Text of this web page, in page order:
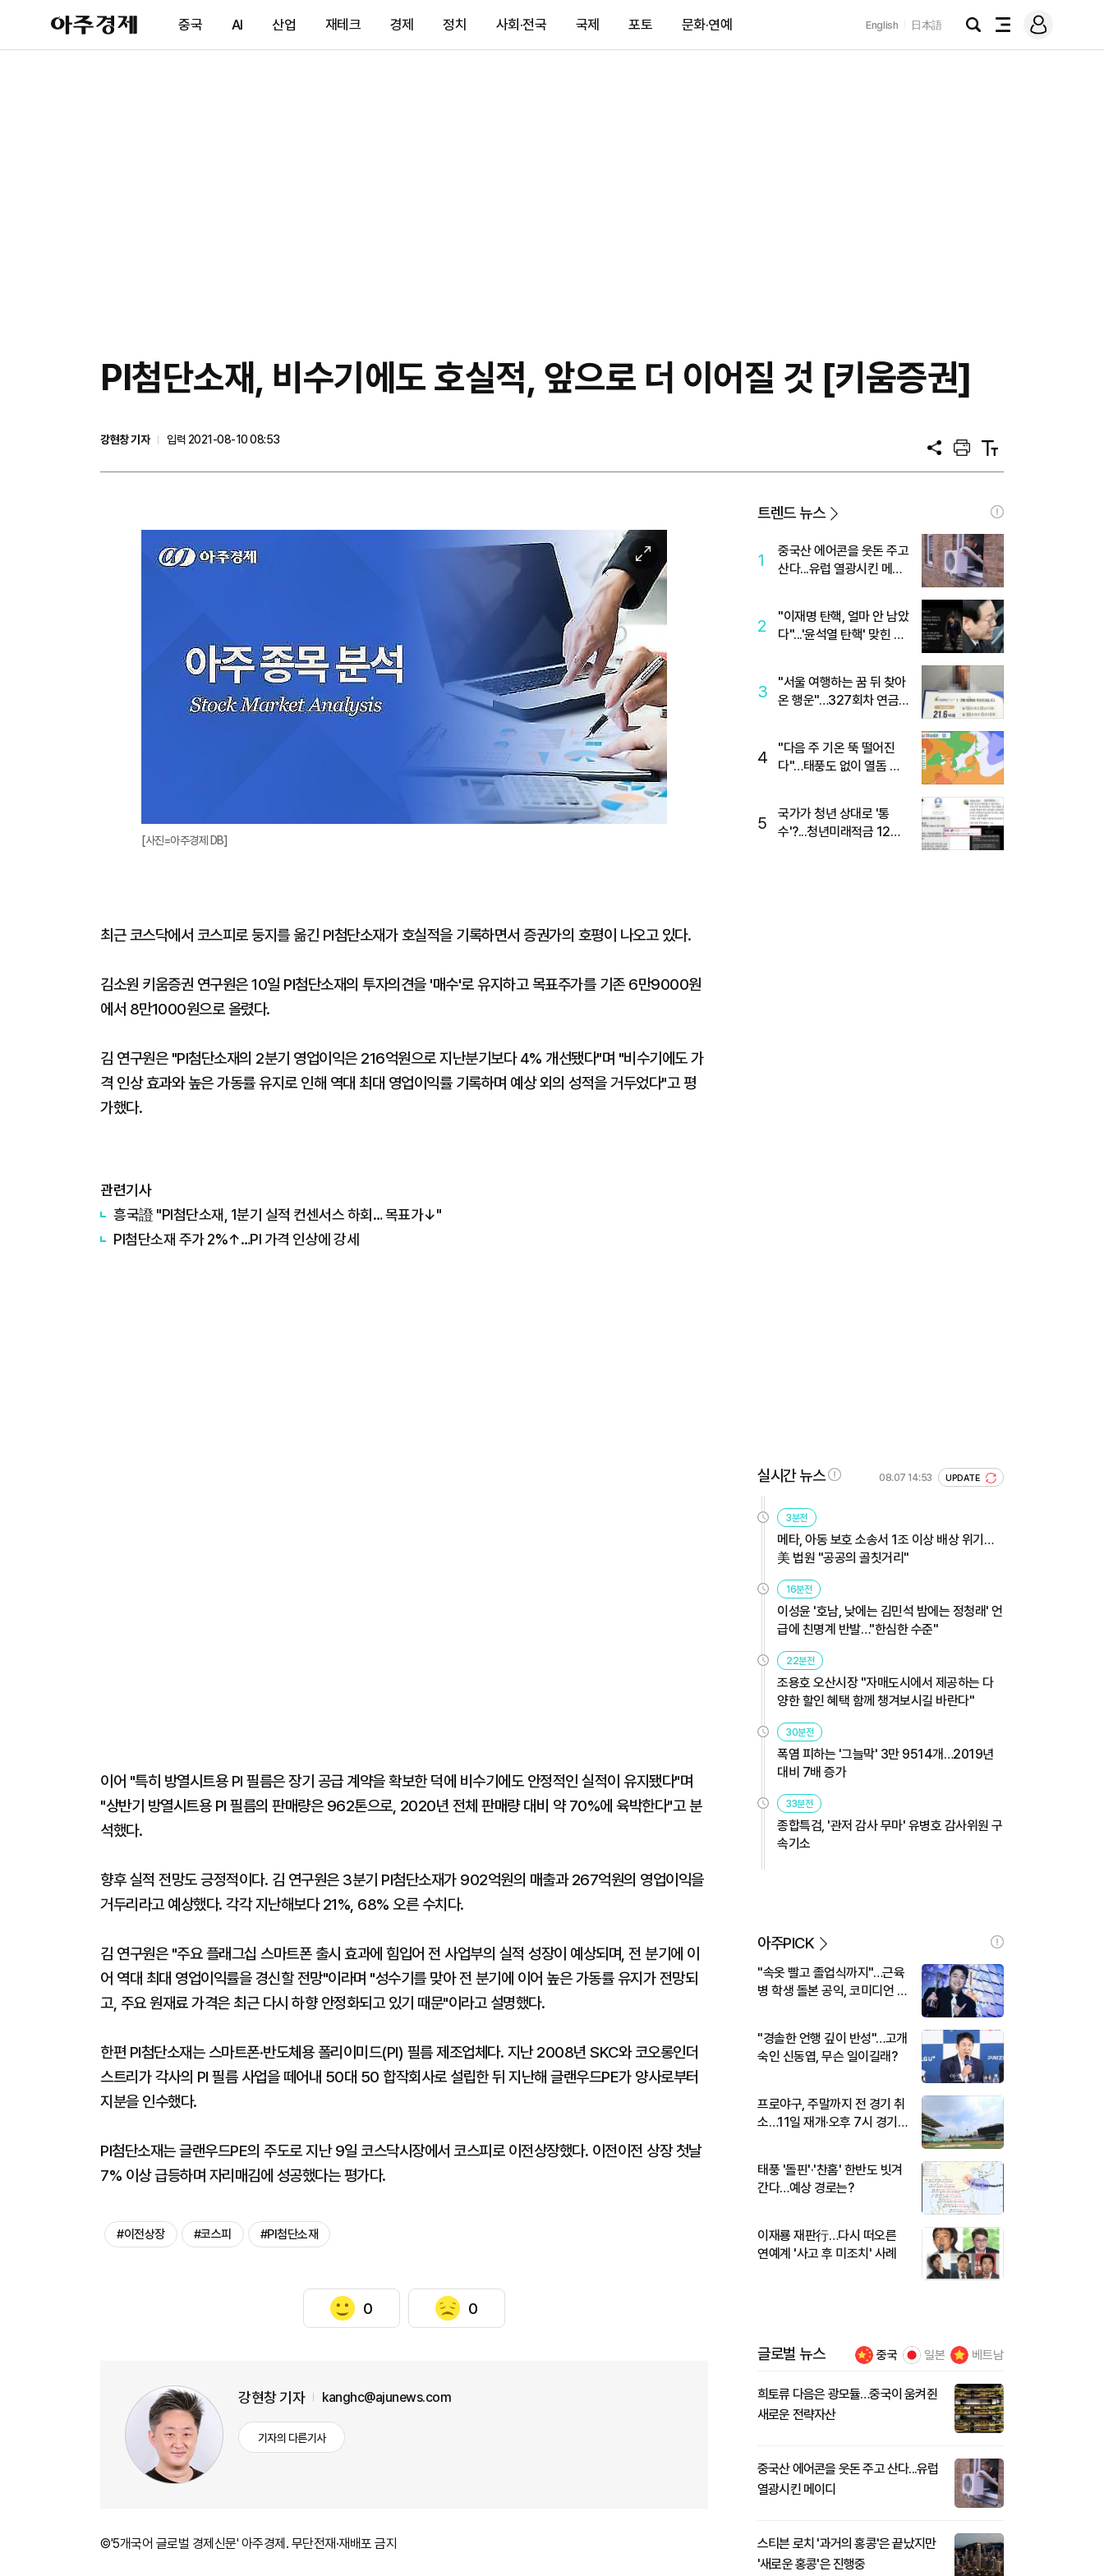
아
주
제
중국 AI 산업 재테크 경제 정치 사회·전국 국제 포토 문화·연예 English 日本語
검
전
메
그
​PI첨단소재, 비수기에도 호실적, 앞으로 더 이어질 것 [키움증권]
강현창 기자
입력 2021-08-10 08:53
공
프
트
텍
트
이
미
지
확
대
[사진=아주경제 DB]
최근 코스닥에서 코스피로 둥지를 옮긴 PI첨단소재가 호실적을 기록하면서 증권가의 호평이 나오고 있다.
김소원 키움증권 연구원은 10일 PI첨단소재의 투자의견을 '매수'로 유지하고 목표주가를 기존 6만9000원
에서 8만1000원으로 올렸다.
김 연구원은 "PI첨단소재의 2분기 영업이익은 216억원으로 지난분기보다 4% 개선됐다"며 "비수기에도 가
격 인상 효과와 높은 가동률 유지로 인해 역대 최대 영업이익률 기록하며 예상 외의 성적을 거두었다"고 평
가했다.
관련기사
흥국證 "PI첨단소재, 1분기 실적 컨센서스 하회… 목표가↓"
PI첨단소재 주가 2%↑…PI 가격 인상에 강세
이어 "특히 방열시트용 PI 필름은 장기 공급 계약을 확보한 덕에 비수기에도 안정적인 실적이 유지됐다"며
"상반기 방열시트용 PI 필름의 판매량은 962톤으로, 2020년 전체 판매량 대비 약 70%에 육박한다"고 분
석했다.
향후 실적 전망도 긍정적이다. 김 연구원은 3분기 PI첨단소재가 902억원의 매출과 267억원의 영업이익을
거두리라고 예상했다. 각각 지난해보다 21%, 68% 오른 수치다.
김 연구원은 "주요 플래그십 스마트폰 출시 효과에 힘입어 전 사업부의 실적 성장이 예상되며, 전 분기에 이
어 역대 최대 영업이익률을 경신할 전망"이라며 "성수기를 맞아 전 분기에 이어 높은 가동률 유지가 전망되
고, 주요 원재료 가격은 최근 다시 하향 안정화되고 있기 때문"이라고 설명했다.
한편 PI첨단소재는 스마트폰·반도체용 폴리이미드(PI) 필름 제조업체다. 지난 2008년 SKC와 코오롱인더
스트리가 각사의 PI 필름 사업을 떼어내 50대 50 합작회사로 설립한 뒤 지난해 글랜우드PE가 양사로부터
지분을 인수했다.
PI첨단소재는 글랜우드PE의 주도로 지난 9일 코스닥시장에서 코스피로 이전상장했다. 이전이전 상장 첫날
7% 이상 급등하며 자리매김에 성공했다는 평가다.
#이전상장 #코스피 #PI첨단소재
0 0
강현창 기자 kanghc@ajunews.com
기자의 다른기사
©'5개국어 글로벌 경제신문' 아주경제. 무단전재·재배포 금지
트렌드 뉴스
1
중국산 에어콘을 웃돈 주고
산다...유럽 열광시킨 메이
2
"이재명 탄핵, 얼마 안 남았
다"...'윤석열 탄핵' 맞힌 무
3
"서울 여행하는 꿈 뒤 찾아
온 행운"…327회차 연금
4
"다음 주 기온 뚝 떨어진
다"…태풍도 없이 열돔 박
5
국가가 청년 상대로 '통
수'?...청년미래적금 12%
실시간 뉴스 08.07 14:53 UPDATE
3분전
메타, 아동 보호 소송서 1조 이상 배상 위기…
美 법원 "공공의 골칫거리"
16분전
이성윤 '호남, 낮에는 김민석 밤에는 정청래' 언
급에 친명계 반발…"한심한 수준"
22분전
조용호 오산시장 "자매도시에서 제공하는 다
양한 할인 혜택 함께 챙겨보시길 바란다"
30분전
폭염 피하는 '그늘막' 3만 9514개…2019년
대비 7배 증가
33분전
종합특검, '관저 감사 무마' 유병호 감사위원 구
속기소
아주PICK
"속옷 빨고 졸업식까지"…근육
병 학생 돌본 공익, 코미디언 김
"경솔한 언행 깊이 반성"…고개
숙인 신동엽, 무슨 일이길래?
프로야구, 주말까지 전 경기 취
소…11일 재개·오후 7시 경기
태풍 '돌핀'·'찬홈' 한반도 빗겨
간다…예상 경로는?
이재룡 재판行…다시 떠오른
연예계 '사고 후 미조치' 사례
글로벌 뉴스 중국 일본 베트남
희토류 다음은 광모듈…중국이 움켜쥔
새로운 전략자산
중국산 에어콘을 웃돈 주고 산다...유럽
열광시킨 메이디
스티븐 로치 '과거의 홍콩'은 끝났지만
'새로운 홍콩'은 진행중